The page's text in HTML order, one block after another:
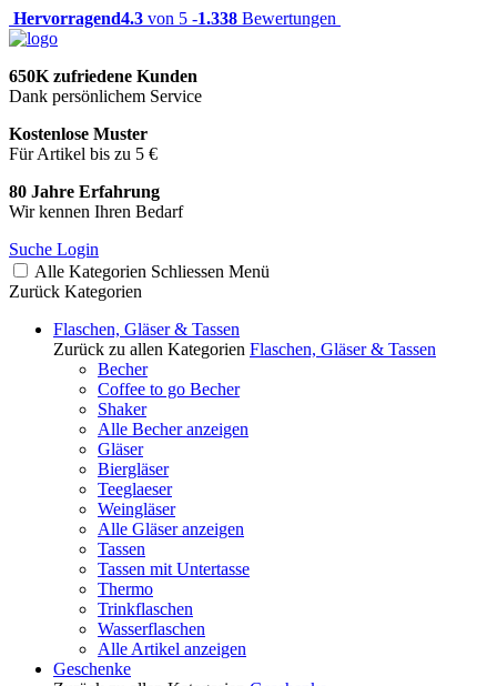
Hervorragend4.3 von 5 -1.338 Bewertungen
650K zufriedene Kunden
Dank persönlichem Service
Kostenlose Muster
Für Artikel bis zu 5 €
80 Jahre Erfahrung
Wir kennen Ihren Bedarf
Suche Login
Alle Kategorien Schliessen Menü
Zurück Kategorien
Flaschen, Gläser & Tassen
Zurück zu allen Kategorien Flaschen, Gläser & Tassen
Becher
Coffee to go Becher
Shaker
Alle Becher anzeigen
Gläser
Biergläser
Teeglaeser
Weingläser
Alle Gläser anzeigen
Tassen
Tassen mit Untertasse
Thermo
Trinkflaschen
Wasserflaschen
Alle Artikel anzeigen
Geschenke